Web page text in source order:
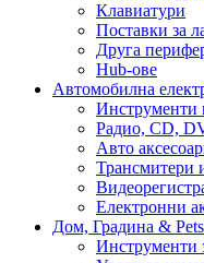
Клавиатури
Поставки за
Друга
Hub-ове
Автомобилна
Инструменти
Радио, CD,
Авто
Трансмитери
Електронни
Дом, Градина &
Инструменти